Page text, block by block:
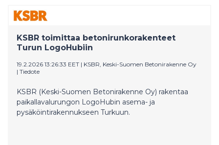
tulouttamattomalla hankekannalla sekä neljällä
rakenteilla olevalla RS-asuntokohteella.
KSBR toimittaa betonirunkorakenteet
Turun LogoHubiin
19.2.2026 13:26:33 EET | KSBR, Keski-Suomen Betonirakenne Oy
| Tiedote
KSBR (Keski-Suomen Betonirakenne Oy) rakentaa
paikallavalurungon LogoHubin asema- ja
pysäköintirakennukseen Turkuun.